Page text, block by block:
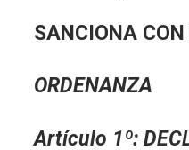
SANCIONA CON
ORDENANZA
Artículo 1º: